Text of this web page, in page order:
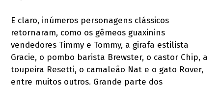
E claro, inúmeros personagens clássicos
retornaram, como os gêmeos guaxinins
vendedores Timmy e Tommy, a girafa estilista
Gracie, o pombo barista Brewster, o castor Chip, a
toupeira Resetti, o camaleão Nat e o gato Rover,
entre muitos outros. Grande parte dos